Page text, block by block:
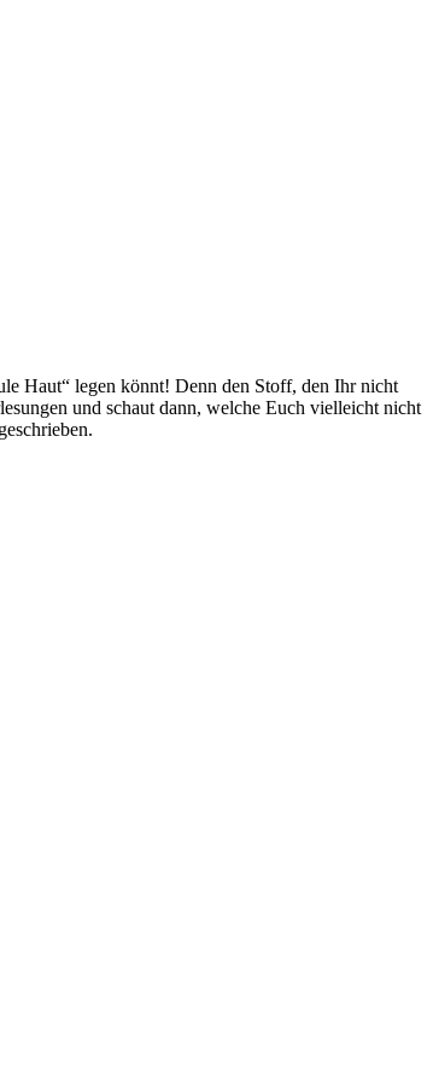
Haut“ legen könnt! Denn den Stoff, den Ihr nicht
und schaut dann, welche Euch vielleicht nicht